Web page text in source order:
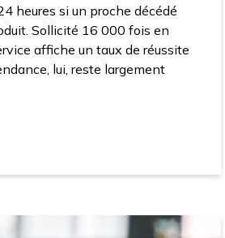
heures si un proche décédé
Sollicité 16 000 fois en
affiche un taux de réussite
lui, reste largement